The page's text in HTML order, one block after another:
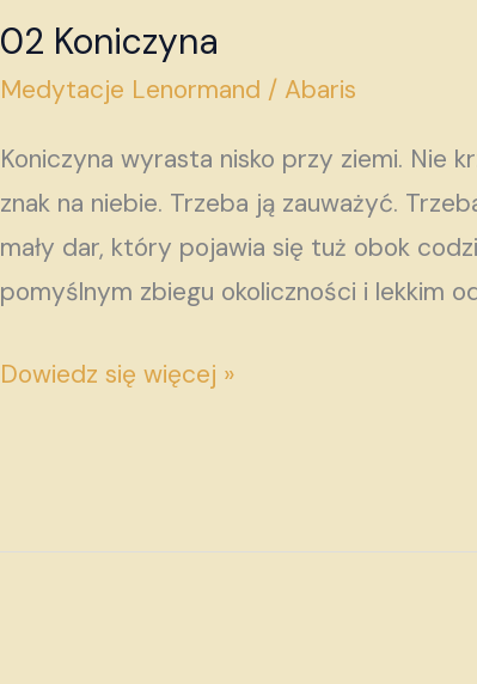
02 Koniczyna
Medytacje Lenormand /Abaris
Koniczyna wyrasta nisko przy ziemi. Nie
znak na niebie. Trzeba ją zauważyć.
mały dar, który pojawia się tuż obok
pomyślnym zbiegu okoliczności i lekkim
02
Koniczyna
Dowiedz się więcej »